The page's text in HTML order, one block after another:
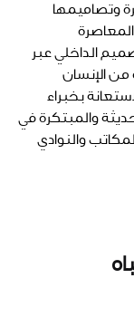
وتصاميمها
الداخلي عبر
من الإنسان
بخبراء
والمبتكرة في
والنوادي